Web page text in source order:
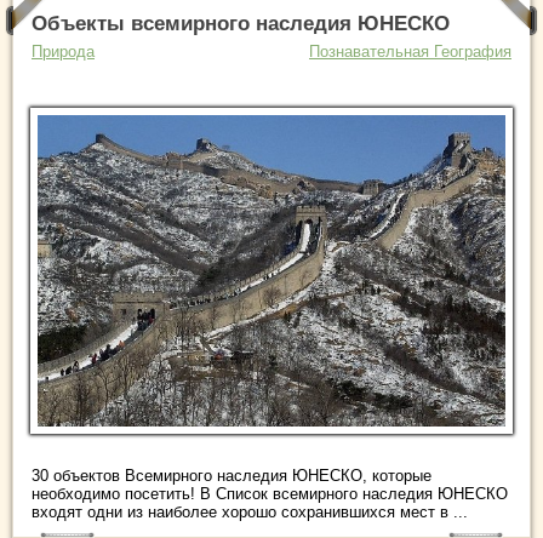
Объекты всемирного наследия ЮНЕСКО
Природа Познавательная География
30 объектов Всемирного наследия ЮНЕСКО, которые
необходимо посетить! В Список всемирного наследия ЮНЕСКО
входят одни из наиболее хорошо сохранившихся мест в ...